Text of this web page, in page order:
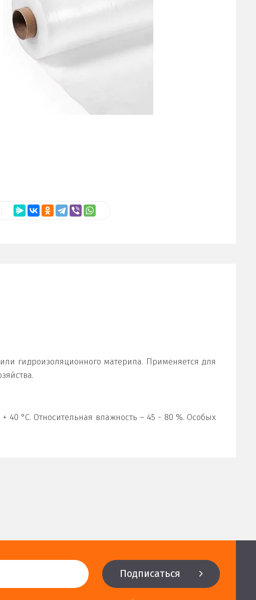
гидроизоляционного материла. Применяется для
40 °С. Относительная влажность – 45 - 80 %. Особых
Подписаться